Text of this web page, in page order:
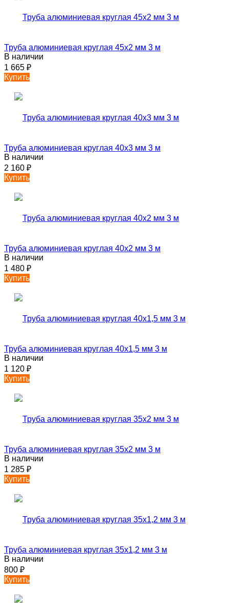
Труба алюминиевая круглая 45х2 мм 3 м
В наличии
1 665 ₽
Купить
Труба алюминиевая круглая 40х3 мм 3 м
В наличии
2 160 ₽
Купить
Труба алюминиевая круглая 40х2 мм 3 м
В наличии
1 480 ₽
Купить
Труба алюминиевая круглая 40х1,5 мм 3 м
В наличии
1 120 ₽
Купить
Труба алюминиевая круглая 35х2 мм 3 м
В наличии
1 285 ₽
Купить
Труба алюминиевая круглая 35х1,2 мм 3 м
В наличии
800 ₽
Купить